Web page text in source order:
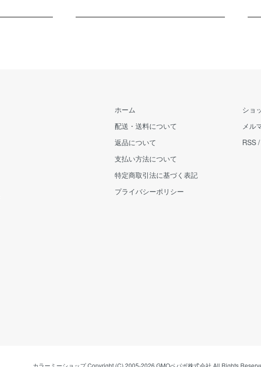
ホーム
配送・送料について
返品について
支払い方法について
特定商取引法に基づく表記
プライバシーポリシー
ショ
メル
RSS /
カラーミーショップCopyright (C) 2005-2026 GMOペパボ株式会社 All Rights